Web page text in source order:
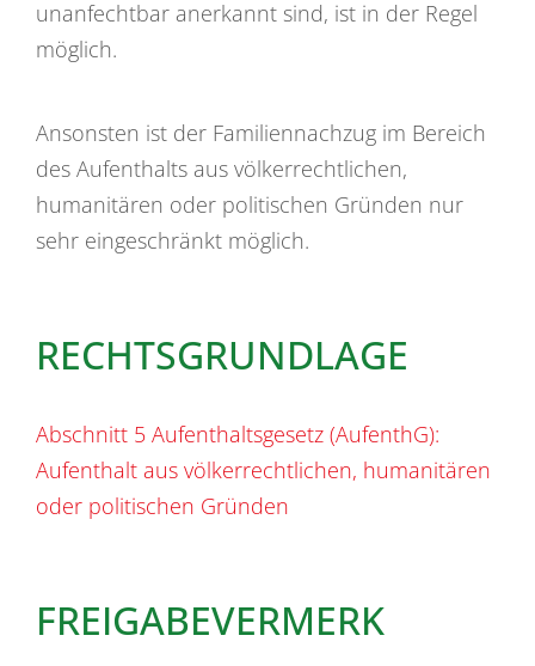
unanfechtbar anerkannt sind, ist in der Regel
möglich.
Ansonsten ist der Familiennachzug im Bereich
des Aufenthalts aus völkerrechtlichen,
humanitären oder politischen Gründen nur
sehr eingeschränkt möglich.
RECHTSGRUNDLAGE
Abschnitt 5 Aufenthaltsgesetz (AufenthG):
Aufenthalt aus völkerrechtlichen, humanitären
oder politischen Gründen
FREIGABEVERMERK